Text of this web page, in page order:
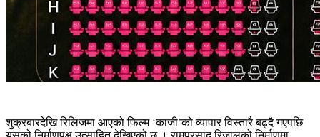
शुक्रबारदेखि रिलिजमा आएको फिल्म ‘काजी’को व्यापार विस्तारै बढ्दै गएपछि